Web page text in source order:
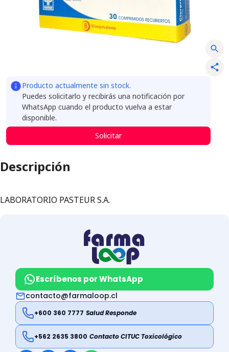
Producto actualmente sin stock.
Puedes solicitarlo y recibirás una notificación por
WhatsApp cuando el producto vuelva a estar
disponible.
Solicitar
Descripción
LABORATORIO PASTEUR S.A.
Escríbenos por WhatsApp
contacto@farmaloop.cl
+600 360 7777 Salud Responde
+562 2635 3800 Contacto CITUC Toxicológico